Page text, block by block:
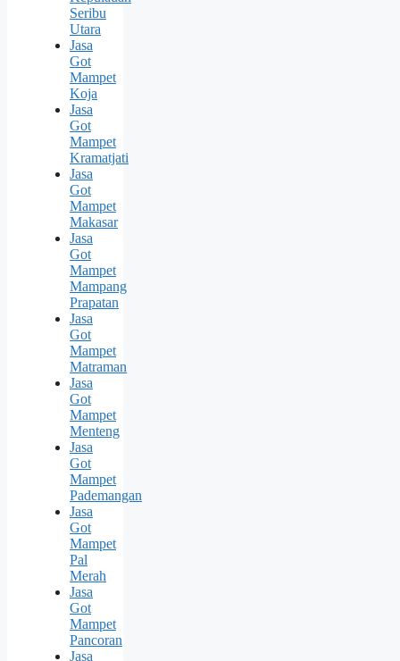
Seribu
Utara
Jasa
Got
Mampet
Koja
Jasa
Got
Mampet
Kramatjati
Jasa
Got
Mampet
Makasar
Jasa
Got
Mampet
Mampang
Prapatan
Jasa
Got
Mampet
Matraman
Jasa
Got
Mampet
Menteng
Jasa
Got
Mampet
Pademangan
Jasa
Got
Mampet
Pal
Merah
Jasa
Got
Mampet
Pancoran
Jasa